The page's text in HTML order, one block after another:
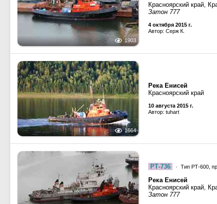
1903
Красноярский край,
Затон 777
4 октября 2015 г.
Автор: Серж К.
1664
Река Енисей
Красноярский край
10 августа 2015 г.
Автор: tuhart
РТ-736 · Тип РТ-600,
Река Енисей
Красноярский край,
Затон 777